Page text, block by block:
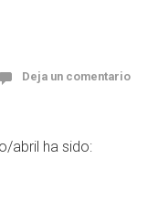
Deja un comentario
abril ha sido: